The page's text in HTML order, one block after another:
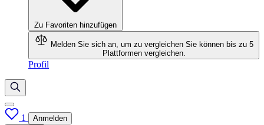
Zu Favoriten hinzufügen
Melden Sie sich an, um zu vergleichen Sie können bis zu 5
Plattformen vergleichen.
Profil
1
Anmelden